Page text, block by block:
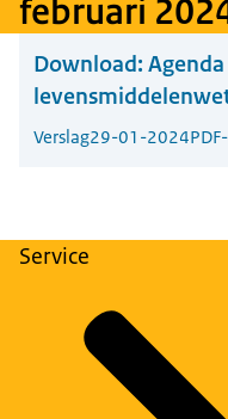
februari
Download:
Verslag29-01-2024
Service